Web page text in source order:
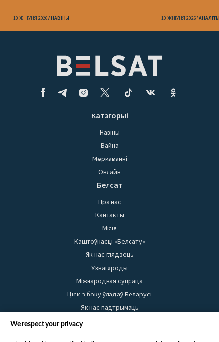
10 ЖНІЎНЯ 2026 НАВІНЫ 10 ЖНІЎНЯ 2026
Катэгорыі
Навіны
Вайна
Меркаванні
Онлайн
Белсат
Пра нас
Кантакты
Місія
Каштоўнасці «Белсату»
Як нас глядзець
Узнагароды
Міжнародная супраца
Ціск з боку ўладаў Беларусі
Як нас падтрымаць
Правілы выкарыстання матэрыялаў
We respect your privacy